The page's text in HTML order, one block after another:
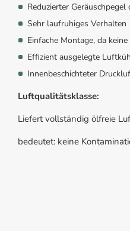
Reduzierter
Sehr laufruhiges Verhalten
Einfache Montage, da
Effizient ausgelegte
Innenbeschichteter
Luftqualitätsklasse:
Liefert vollständig ölfreie
bedeutet: keine